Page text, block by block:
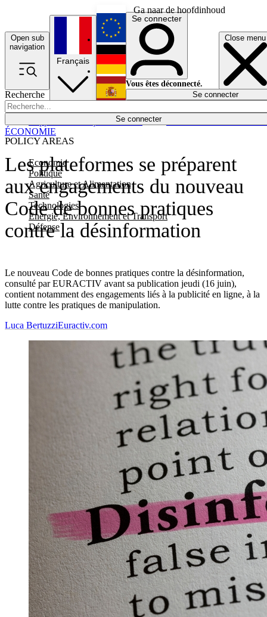
Ga naar de hoofdinhoud
Open sub
navigation
Close menu
Recherche
Se connecter
POLICY AREAS
Economie
Politique
Agriculture et Alimentation
Santé
Technologies
Energie, Environnement et Transport
Défense
Économie
Français
English
Deutsch
Español
Se connecter
Vous êtes déconnecté.
Se connecter
Les plateformes se préparent
aux engagements du nouveau
Code de bonnes pratiques
contre la désinformation
Le nouveau Code de bonnes pratiques contre la désinformation,
consulté par EURACTIV avant sa publication jeudi (16 juin),
contient notamment des engagements liés à la publicité en ligne, à la
lutte contre les pratiques de manipulation.
ÉCONOMIE
Luca BertuzziEuractiv.com